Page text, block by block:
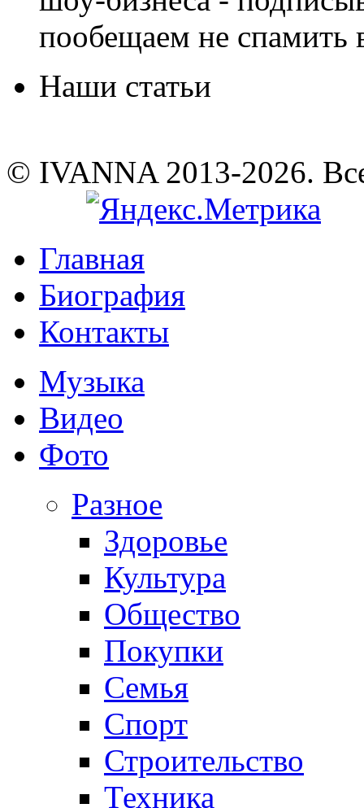
пообещаем не спамить
Наши статьи
© IVANNA 2013-2026.
Главная
Биография
Контакты
Музыка
Видео
Фото
Разное
Здоровье
Культура
Общество
Покупки
Семья
Спорт
Строительство
Техника